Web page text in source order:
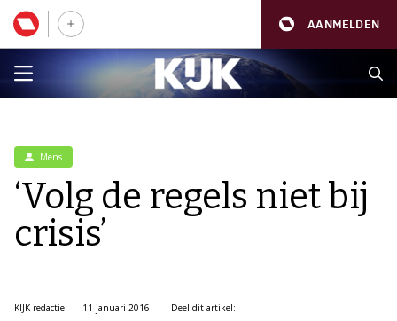
AANMELDEN
Mens
‘Volg de regels niet bij
crisis’
KIJK-redactie
11 januari 2016
Deel dit artikel: